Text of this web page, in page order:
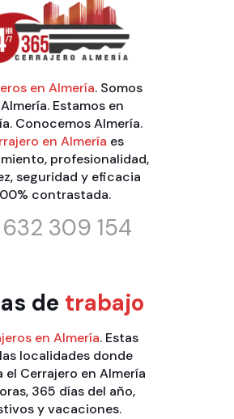
en Almería. Somos
Estamos en
Conocemos Almería.
en Almería es
profesionalidad,
seguridad y eficacia
contrastada.
632 309 154
de trabajo
en Almería. Estas
localidades donde
el Cerrajero en Almería
365 días del año,
y vacaciones.